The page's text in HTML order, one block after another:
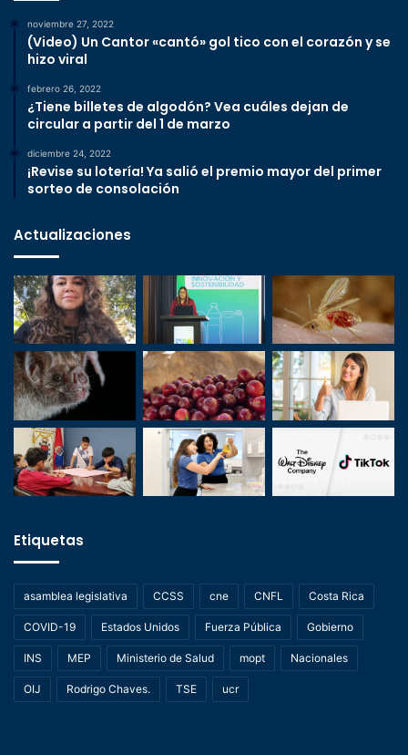
noviembre 27, 2022
(Video) Un Cantor «cantó» gol tico con el corazón y se
hizo viral
febrero 26, 2022
¿Tiene billetes de algodón? Vea cuáles dejan de
circular a partir del 1 de marzo
diciembre 24, 2022
¡Revise su lotería! Ya salió el premio mayor del primer
sorteo de consolación
Actualizaciones
Etiquetas
asamblea legislativa CCSS cne CNFL Costa Rica
COVID-19 Estados Unidos Fuerza Pública Gobierno
INS MEP Ministerio de Salud mopt Nacionales
OIJ Rodrigo Chaves. TSE ucr